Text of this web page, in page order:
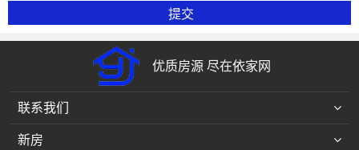
优质房源 尽在依家网
联系我们
新房